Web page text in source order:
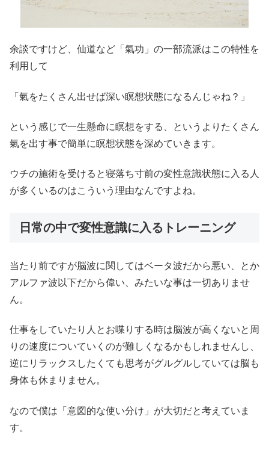
余談ですけど、仙道など「氣功」の一部流派はこの特性を
利用して
「氣をたくさん出せば深い瞑想状態になるんじゃね？」
という感じで一生懸命に瞑想をする、というよりたくさん
氣を出す事で簡単に瞑想状態を深めていきます。
ウチの施術を受けると寝落ち寸前の変性意識状態に入る人
が多くいるのはこういう理由なんですよね。
日常の中で変性意識に入るトレーニング
当たり前ですが脳波に関してはベータ波だから悪い、とか
アルファ波以下だから偉い、みたいな事は一切ありませ
ん。
仕事をしていたり人とお喋りする時は脳波が高くないと周
りの速度についていくのが難しくなるかもしれませんし、
逆にリラックスしたくても思考がグルグルしていては脳も
身体も休まりません。
なので僕は「意図的な使い分け」が大切だと考えていま
す。